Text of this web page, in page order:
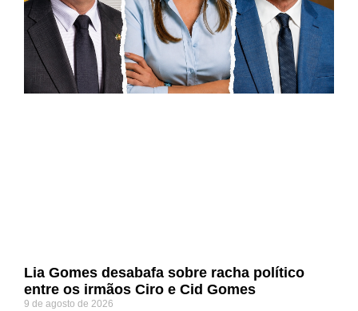
Lia Gomes desabafa sobre racha político
entre os irmãos Ciro e Cid Gomes
9 de agosto de 2026